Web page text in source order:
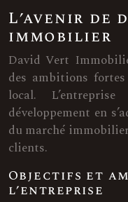
L’avenir de
immobilier
David Vert
des ambitions
local.
développement en
du marché
clients.
Objectifs et
l’entreprise